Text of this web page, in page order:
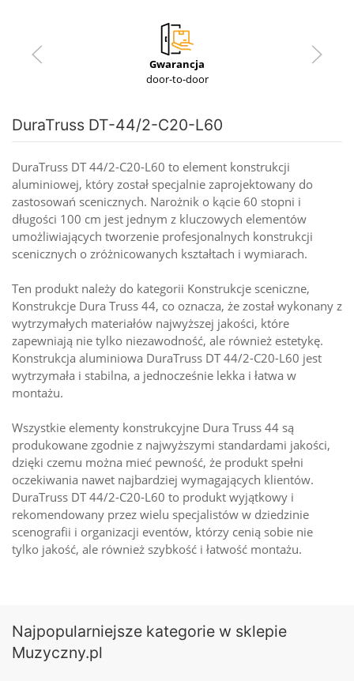
Gwarancja
door-to-door
DuraTruss DT-44/2-C20-L60
DuraTruss DT 44/2-C20-L60 to element konstrukcji
aluminiowej, który został specjalnie zaprojektowany do
zastosowań scenicznych. Narożnik o kącie 60 stopni i
długości 100 cm jest jednym z kluczowych elementów
umożliwiających tworzenie profesjonalnych konstrukcji
scenicznych o zróżnicowanych kształtach i wymiarach.
Ten produkt należy do kategorii Konstrukcje sceniczne,
Konstrukcje Dura Truss 44, co oznacza, że został wykonany z
wytrzymałych materiałów najwyższej jakości, które
zapewniają nie tylko niezawodność, ale również estetykę.
Konstrukcja aluminiowa DuraTruss DT 44/2-C20-L60 jest
wytrzymała i stabilna, a jednocześnie lekka i łatwa w
montażu.
Wszystkie elementy konstrukcyjne Dura Truss 44 są
produkowane zgodnie z najwyższymi standardami jakości,
dzięki czemu można mieć pewność, że produkt spełni
oczekiwania nawet najbardziej wymagających klientów.
DuraTruss DT 44/2-C20-L60 to produkt wyjątkowy i
rekomendowany przez wielu specjalistów w dziedzinie
scenografii i organizacji eventów, którzy cenią sobie nie
tylko jakość, ale również szybkość i łatwość montażu.
Najpopularniejsze kategorie w sklepie
Muzyczny.pl